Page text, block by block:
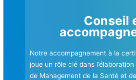
Conseil
Notre accompagnement à la
joue un rôle clé dans
de Management de la Santé et